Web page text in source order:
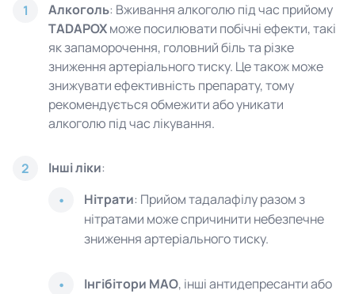
1 Алкоголь: Вживання алкоголю під час прийому
TADAPOXможе посилювати побічні ефекти, такі
як запаморочення, головний біль та різке
зниження артеріального тиску. Це також може
знижувати ефективність препарату, тому
рекомендується обмежити або уникати
алкоголю під час лікування.
2 Інші ліки:
Нітрати: Прийом тадалафілу разом з
нітратами може спричинити небезпечне
зниження артеріального тиску.
Інгібітори МАО, інші антидепресанти або